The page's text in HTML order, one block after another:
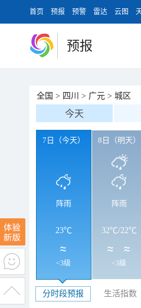
首页 预报 预警 雷达 云图
预报
全国 > 四川 > 广元 > 城区
今天
7日（今天）
阵雨
23℃
<3级
8日（明天）
阵雨
32℃/22℃
<3级
分时段预报 生活指数